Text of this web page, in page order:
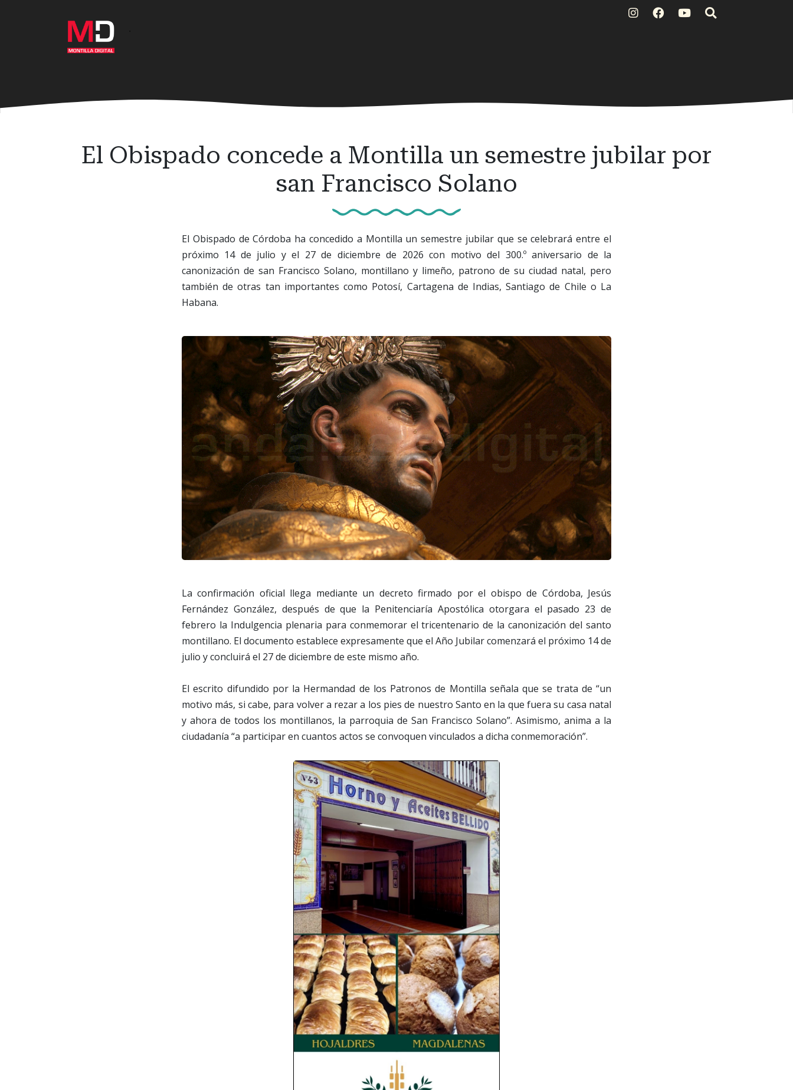
El Obispado concede a Montilla un semestre jubilar por
san Francisco Solano
El Obispado de Córdoba ha concedido a Montilla un semestre jubilar que se celebrará entre el
próximo 14 de julio y el 27 de diciembre de 2026 con motivo del 300.º aniversario de la
canonización de san Francisco Solano, montillano y limeño, patrono de su ciudad natal, pero
también de otras tan importantes como Potosí, Cartagena de Indias, Santiago de Chile o La
Habana.
La confirmación oficial llega mediante un decreto firmado por el obispo de Córdoba, Jesús
Fernández González, después de que la Penitenciaría Apostólica otorgara el pasado 23 de
febrero la Indulgencia plenaria para conmemorar el tricentenario de la canonización del santo
montillano. El documento establece expresamente que el Año Jubilar comenzará el próximo 14 de
julio y concluirá el 27 de diciembre de este mismo año.
El escrito difundido por la Hermandad de los Patronos de Montilla señala que se trata de “un
motivo más, si cabe, para volver a rezar a los pies de nuestro Santo en la que fuera su casa natal
y ahora de todos los montillanos, la parroquia de San Francisco Solano”. Asimismo, anima a la
ciudadanía “a participar en cuantos actos se convoquen vinculados a dicha conmemoración”.